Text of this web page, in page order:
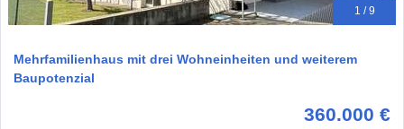
1 / 9
Mehrfamilienhaus mit drei Wohneinheiten und weiterem
Baupotenzial
360.000 €